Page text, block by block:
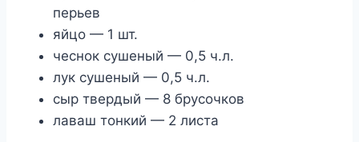
перьев
яйцо — 1 шт.
чеснок сушеный — 0,5 ч.л.
лук сушеный — 0,5 ч.л.
сыр твердый — 8 брусочков
лаваш тонкий — 2 листа